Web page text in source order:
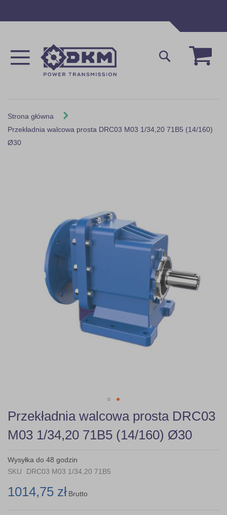
Mój
Szukaj
Strona główna
Przekładnia walcowa prosta DRC03 M03 1/34,20 71B5 (14/160)
Ø30
Skip
to
the
beginning
the
images
Przekładnia walcowa prosta DRC03
M03 1/34,20 71B5 (14/160) Ø30
Wysyłka do 48 godzin
SKU
DRC03 M03 1/34,20 71B5
1014,75 zł Brutto